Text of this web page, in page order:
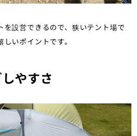
を設営できるので、狭いテント場で
いポイントです。
やすさ